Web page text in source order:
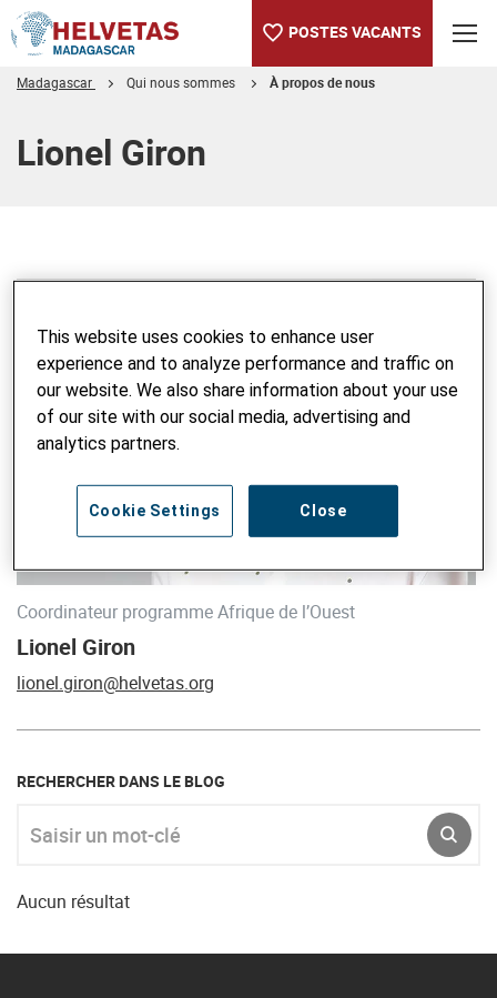
POSTES VACANTS
Madagascar Qui nous sommes À propos de nous
Lionel Giron
Coordinateur programme Afrique de l’Ouest
Lionel Giron
lionel.giron@helvetas.org
RECHERCHER DANS LE BLOG
Aucun résultat
This website uses cookies to enhance user
experience and to analyze performance and traffic on
our website. We also share information about your use
of our site with our social media, advertising and
analytics partners.
Close
Cookie Settings